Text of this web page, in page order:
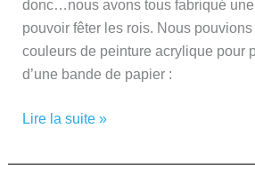
donc…nous avons tous fabriqué
pouvoir fêter les rois. Nous
couleurs de peinture acrylique pour
d’une bande de papier :
TPS-
PS
Lire la suite »